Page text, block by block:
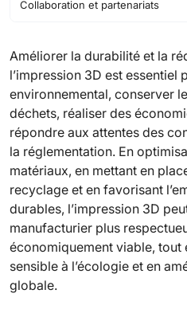
Collaboration et partenariats
Améliorer la durabilité et la
l’impression 3D est essentiel
environnemental, conserver
déchets, réaliser des
répondre aux attentes des
la réglementation. En
matériaux, en mettant en
recyclage et en favorisant
durables, l’impression 3D
manufacturier plus
économiquement viable, tout
sensible à l’écologie et en
globale.